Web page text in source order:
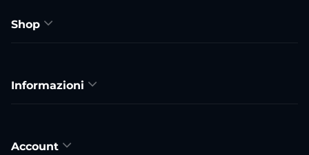
Shop
Informazioni
Account